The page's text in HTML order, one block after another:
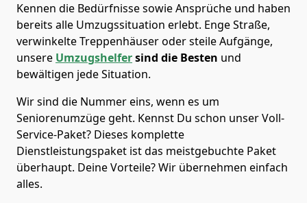
Kennen die Bedürfnisse sowie Ansprüche und haben
bereits alle Umzugssituation erlebt. Enge Straße,
verwinkelte Treppenhäuser oder steile Aufgänge,
unsere Umzugshelfersind die Besten und
bewältigen jede Situation.
Wir sind die Nummer eins, wenn es um
Seniorenumzüge geht. Kennst Du schon unser Voll-
Service-Paket? Dieses komplette
Dienstleistungspaket ist das meistgebuchte Paket
überhaupt. Deine Vorteile? Wir übernehmen einfach
alles.